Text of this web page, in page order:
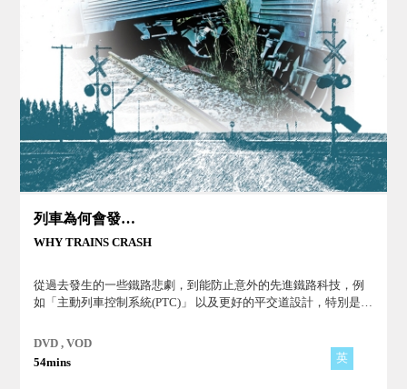
列車為何會發生事故
WHY TRAINS CRASH
從過去發生的一些鐵路悲劇，到能防止意外的先進鐵路科技，例
如「主動列車控制系統(PTC)」 以及更好的平交道設計，特別是超
何迎向更安全、更快、更現代化和可靠的鐵路旅行的新黃金時
DVD , VOD
54mins
英